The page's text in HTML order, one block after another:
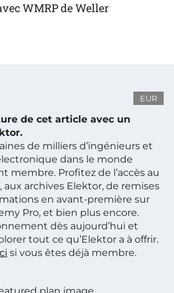
WMRP de Weller
EUR
de cet article avec un
de milliers d’ingénieurs et
dans le monde
membre. Profitez de l’accès au
aux archives Elektor, de remises
en avant-première sur
Pro, et bien plus encore.
dès aujourd’hui et
tout ce qu’Elektor a à offrir.
si vous êtes déjà membre.